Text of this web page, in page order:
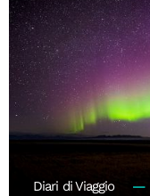
Diari di Viaggio